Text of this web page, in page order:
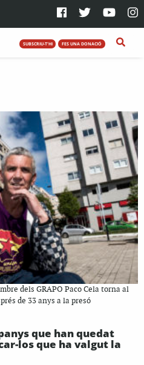
SUBSCRIU-T'HI FES UNA DONACIÓ
dels GRAPO Paco Cela torna al
de 33 anys a la presó
que han quedat
los que ha valgut la